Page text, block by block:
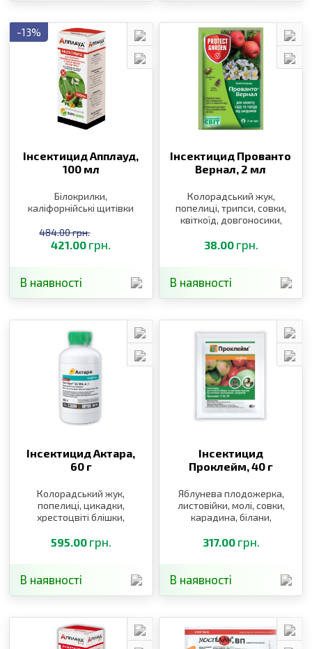
-13%
Інсектицид Апплауд,
100 мл
Білокрилки,
каліфорнійські щитівки
421.00 грн.
484.00 грн.
В наявності
Інсектицид Прованто
Вернал, 2 мл
Колорадський жук,
попелиці, трипси, совки,
квіткоїд, довгоносики,
мінуючі молі, листовійка,
листоблішки
38.00 грн.
В наявності
Інсектицид Актара,
60 г
Колорадський жук,
попелиці, цикадки,
хрестоцвіті блішки,
довгоносики
595.00 грн.
В наявності
Інсектицид
Проклейм, 40 г
Яблунева плодожерка,
листовійки, молі, совки,
карадина, білани,
317.00 грн.
В наявності